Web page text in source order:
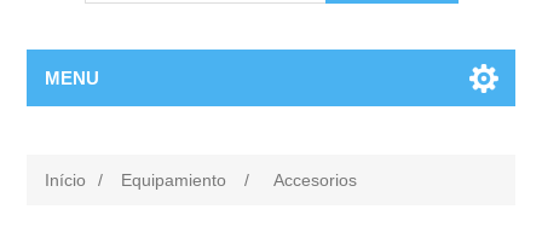
MENU
Início / Equipamiento / Accesorios